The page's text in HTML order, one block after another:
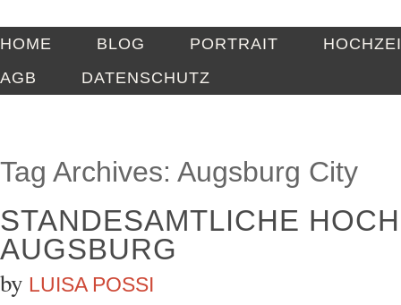
HOME BLOG PORTRAIT
AGB
DATENSCHUTZ
Tag Archives: Augsburg City
STANDESAMTLICHE
AUGSBURG
by LUISA POSSI